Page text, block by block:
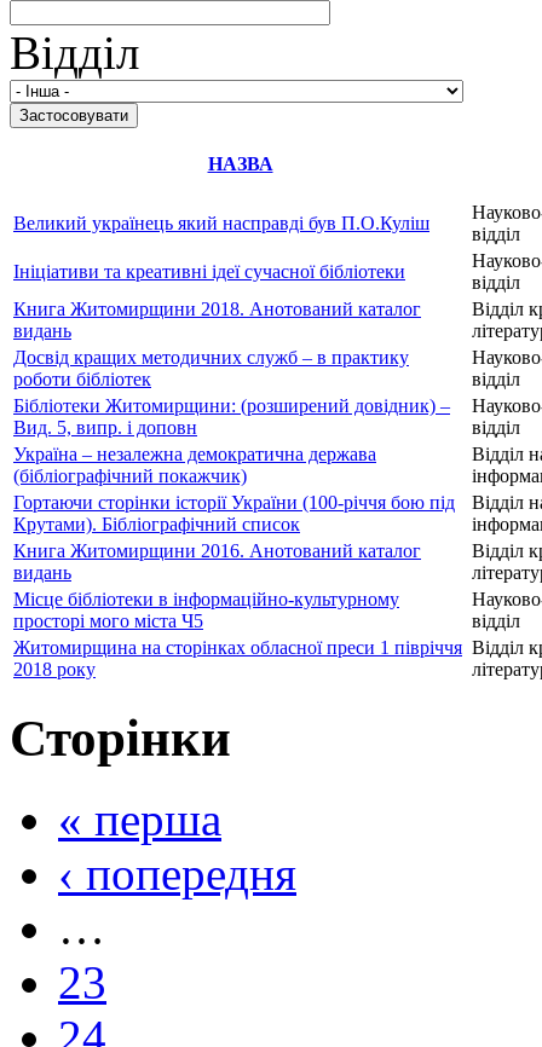
Відділ
НАЗВА
Великий українець який насправді був П.О.Куліш
відділ
Ініціативи та креативні ідеї сучасної бібліотеки
відділ
Книга Житомирщини 2018. Анотований каталог
видань
Відділ
Досвід кращих методичних служб – в практику
роботи бібліотек
відділ
Бібліотеки Житомирщини: (розширений довідник) –
Вид. 5, випр. і доповн
відділ
Україна – незалежна демократична держава
(бібліографічний покажчик)
Відділ
Гортаючи сторінки історії України (100-річчя бою під
Крутами). Бібліографічний список
Відділ
Книга Житомирщини 2016. Анотований каталог
видань
Відділ
Місце бібліотеки в інформаційно-культурному
просторі мого міста Ч5
відділ
Житомирщина на сторінках обласної преси 1 півріччя
2018 року
Відділ
Сторінки
« перша
‹ попередня
…
23
24